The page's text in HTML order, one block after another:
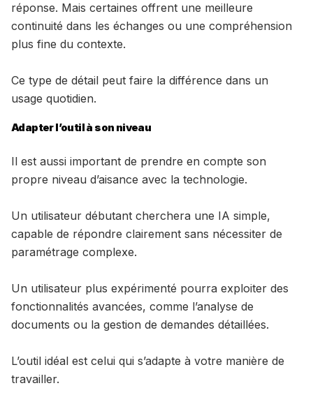
réponse. Mais certaines offrent une meilleure
continuité dans les échanges ou une compréhension
plus fine du contexte.
Ce type de détail peut faire la différence dans un
usage quotidien.
Adapter l’outil à son niveau
Il est aussi important de prendre en compte son
propre niveau d’aisance avec la technologie.
Un utilisateur débutant cherchera une IA simple,
capable de répondre clairement sans nécessiter de
paramétrage complexe.
Un utilisateur plus expérimenté pourra exploiter des
fonctionnalités avancées, comme l’analyse de
documents ou la gestion de demandes détaillées.
L’outil idéal est celui qui s’adapte à votre manière de
travailler.